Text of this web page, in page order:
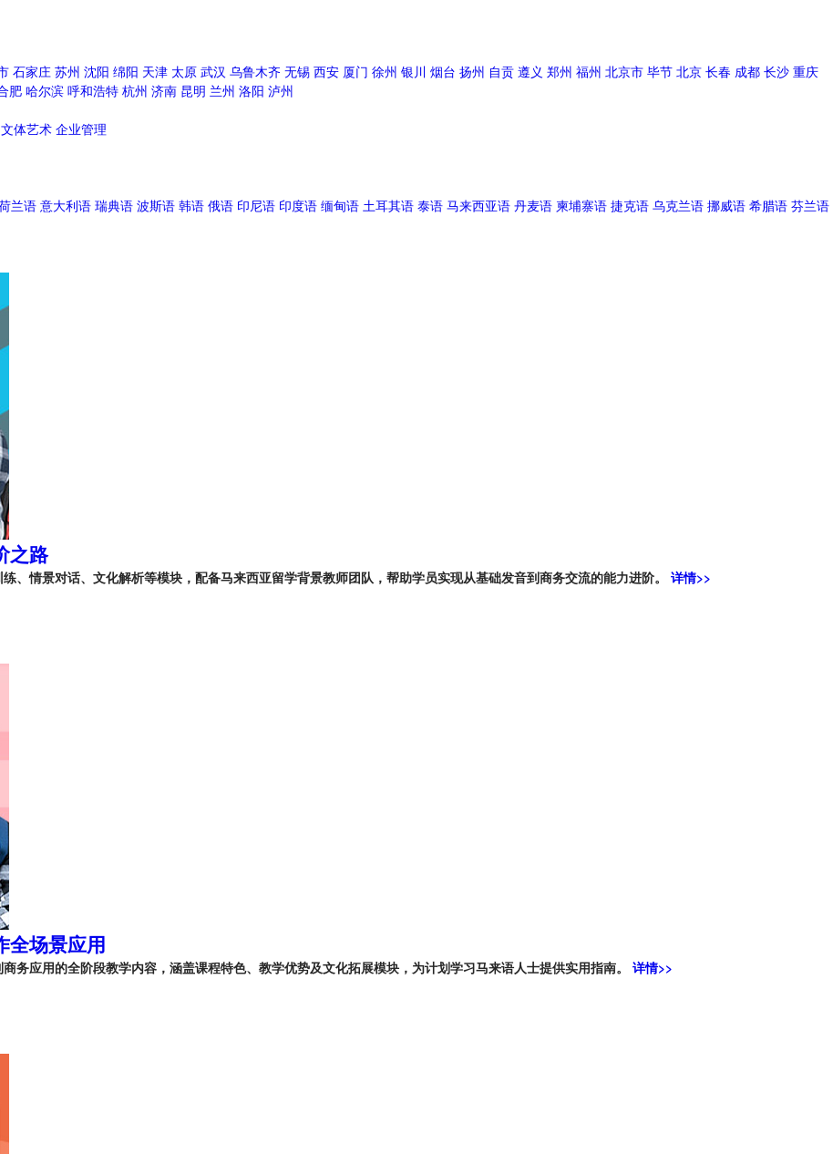
石家庄 苏州 沈阳 绵阳 天津 太原 武汉 乌鲁木齐 无锡 西安 厦门 徐州 银川 烟台 扬州 自贡 遵义 郑州 福州 北京市 毕节 北京 长春 成都 长沙 重庆
肥 哈尔滨 呼和浩特 杭州 济南 昆明 兰州 洛阳 泸州
文体艺术 企业管理
兰语 意大利语 瑞典语 波斯语 韩语 俄语 印尼语 印度语 缅甸语 土耳其语 泰语 马来西亚语 丹麦语 柬埔寨语 捷克语 乌克兰语 挪威语 希腊语 芬兰语
之路
、情景对话、文化解析等模块，配备马来西亚留学背景教师团队，帮助学员实现从基础发音到商务交流的能力进阶。 详情>>
全场景应用
务应用的全阶段教学内容，涵盖课程特色、教学优势及文化拓展模块，为计划学习马来语人士提供实用指南。 详情>>